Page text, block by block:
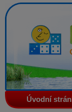
Domino -
Úvodní